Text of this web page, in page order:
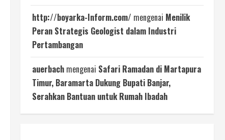
http://boyarka-Inform.com/ mengenai Menilik
Peran Strategis Geologist dalam Industri
Pertambangan
auerbach mengenai Safari Ramadan di Martapura
Timur, Baramarta Dukung Bupati Banjar,
Serahkan Bantuan untuk Rumah Ibadah